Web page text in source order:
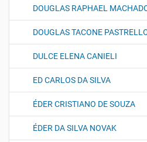
DOUGLAS RAPHAEL
DOUGLAS TACONE
DULCE ELENA CANIELI
ED CARLOS DA SILVA
ÉDER CRISTIANO DE SOUZA
ÉDER DA SILVA NOVAK